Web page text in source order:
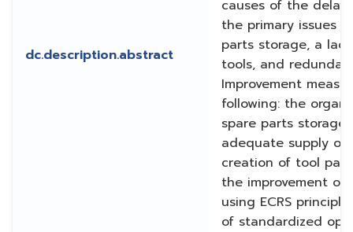
dc.description.abstract
causes of the
the primary issues
parts storage, a
tools, and
Improvement
following: the
spare parts
adequate supply of
creation of tool
the improvement of
using ECRS
of standardized